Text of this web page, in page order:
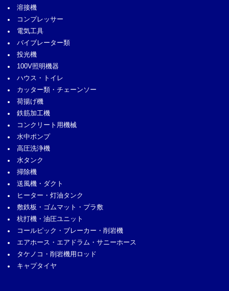
溶接機
コンプレッサー
電気工具
バイブレーター類
投光機
100V照明機器
ハウス・トイレ
カッター類・チェーンソー
荷揚げ機
鉄筋加工機
コンクリート用機械
水中ポンプ
高圧洗浄機
水タンク
掃除機
送風機・ダクト
ヒーター・灯油タンク
敷鉄板・ゴムマット・プラ敷
杭打機・油圧ユニット
コールピック・ブレーカー・削岩機
エアホース・エアドラム・サニーホース
タケノコ・削岩機用ロッド
キャプタイヤ